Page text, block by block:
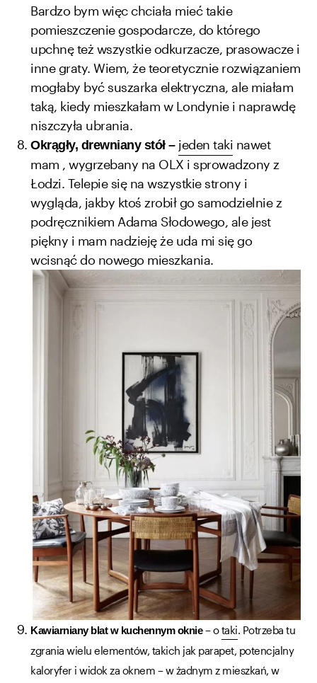
Bardzo bym więc chciała mieć takie
pomieszczenie gospodarcze, do którego
upchnę też wszystkie odkurzacze, prasowacze i
inne graty. Wiem, że teoretycznie rozwiązaniem
mogłaby być suszarka elektryczna, ale miałam
taką, kiedy mieszkałam w Londynie i naprawdę
niszczyła ubrania.
Okrągły, drewniany stół – jeden taki nawet
mam , wygrzebany na OLX i sprowadzony z
Łodzi. Telepie się na wszystkie strony i
wygląda, jakby ktoś zrobił go samodzielnie z
podręcznikiem Adama Słodowego, ale jest
piękny i mam nadzieję że uda mi się go
wcisnąć do nowego mieszkania.
Kawiarniany blat w kuchennym oknie– otaki. Potrzeba tu
zgrania wielu elementów, takich jak parapet, potencjalny
kaloryfer i widok za oknem – w żadnym z mieszkań, w